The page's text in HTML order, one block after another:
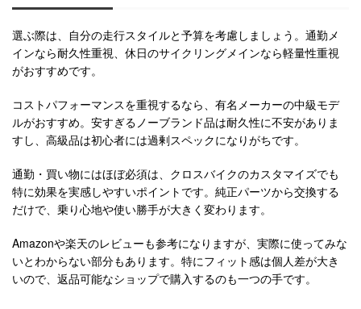
選ぶ際は、自分の走行スタイルと予算を考慮しましょう。通勤メ
インなら耐久性重視、休日のサイクリングメインなら軽量性重視
がおすすめです。
コストパフォーマンスを重視するなら、有名メーカーの中級モデ
ルがおすすめ。安すぎるノーブランド品は耐久性に不安がありま
すし、高級品は初心者には過剰スペックになりがちです。
通勤・買い物にはほぼ必須は、クロスバイクのカスタマイズでも
特に効果を実感しやすいポイントです。純正パーツから交換する
だけで、乗り心地や使い勝手が大きく変わります。
Amazonや楽天のレビューも参考になりますが、実際に使ってみな
いとわからない部分もあります。特にフィット感は個人差が大き
いので、返品可能なショップで購入するのも一つの手です。